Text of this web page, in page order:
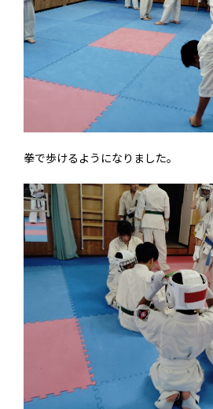
拳で歩けるようになりました。